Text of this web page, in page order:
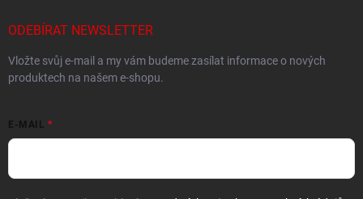
ODEBÍRAT NEWSLETTER
Vložte svůj e-mail a my vám budeme zasílat informace o nových
produktech na našem e-shopu.
E-MAIL